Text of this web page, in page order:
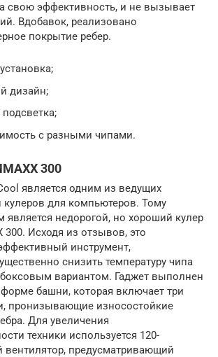
свою эффективность, и не вызывает
Вдобавок, реализовано
покрытие ребер.
дизайн;
с разными чипами.
300
является одним из ведущих
кулеров для компьютеров. Тому
является недорогой, но хороший кулер
300. Исходя из отзывов, это
инструмент,
снизить температуру чипа
вариантом. Гаджет выполнен
башни, которая включает три
пронизывающие износостойкие
Для увеличения
техники используется 120-
предусматривающий